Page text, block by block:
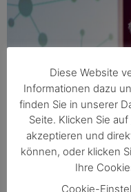
Diese Website
Informationen dazu
finden Sie in unserer
Seite. Klicken Sie
akzeptieren und
können, oder klicken
Ihre
Cookie-